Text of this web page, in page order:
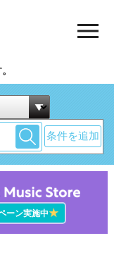
条件を追加
ーン実施中★